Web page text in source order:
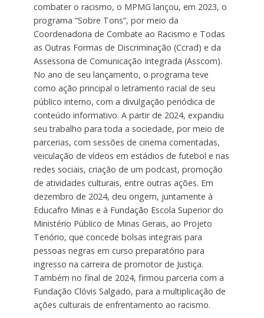
combater o racismo, o MPMG lançou, em 2023, o
programa “Sobre Tons”, por meio da
Coordenadoria de Combate ao Racismo e Todas
as Outras Formas de Discriminação (Ccrad) e da
Assessoria de Comunicação Integrada (Asscom).
No ano de seu lançamento, o programa teve
como ação principal o letramento racial de seu
público interno, com a divulgação periódica de
conteúdo informativo. A partir de 2024, expandiu
seu trabalho para toda a sociedade, por meio de
parcerias, com sessões de cinema comentadas,
veiculação de vídeos em estádios de futebol e nas
redes sociais, criação de um podcast, promoção
de atividades culturais, entre outras ações. Em
dezembro de 2024, deu origem, juntamente à
Educafro Minas e à Fundação Escola Superior do
Ministério Público de Minas Gerais, ao Projeto
Tenório, que concede bolsas integrais para
pessoas negras em curso preparatório para
ingresso na carreira de promotor de Justiça.
Também no final de 2024, firmou parceria com a
Fundação Clóvis Salgado, para a multiplicação de
ações culturais de enfrentamento ao racismo.